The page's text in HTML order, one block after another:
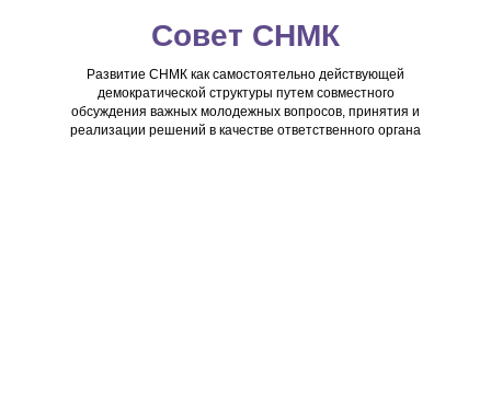
Совет СНМК
Развитие СНМК как самостоятельно действующей
демократической структуры путем совместного
обсуждения важных молодежных вопросов, принятия и
реализации решений в качестве ответственного органа